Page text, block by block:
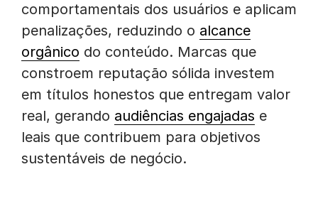
comportamentais dos usuários e aplicam
penalizações, reduzindo o alcance
orgânico do conteúdo. Marcas que
constroem reputação sólida investem
em títulos honestos que entregam valor
real, gerando audiências engajadas e
leais que contribuem para objetivos
sustentáveis de negócio.